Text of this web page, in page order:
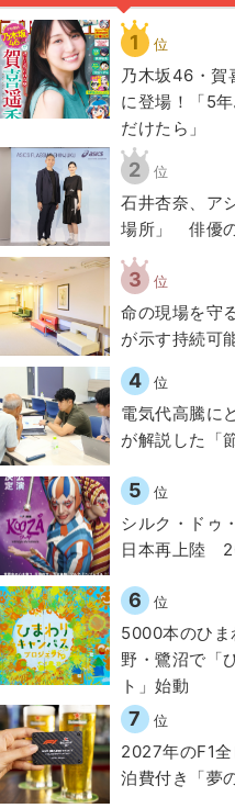
1 位
乃木坂46・賀
に登場！「5
だけたら」
2 位
石井杏奈、ア
場所」 俳優
3 位
命の現場を守
が示す持続可
4 位
電気代高騰に
が解説した「
5 位
シルク・ドゥ
日本再上陸
6 位
5000本のひま
野・鷺沼で「
ト」始動
7 位
2027年のF1
泊費付き「夢